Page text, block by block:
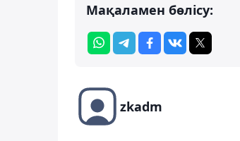
Мақаламен бөлісу:
zkadm